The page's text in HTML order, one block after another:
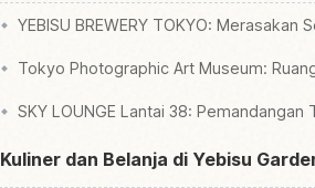
YEBISU BREWERY TOKYO: Merasakan
Tokyo Photographic Art Museum:
SKY LOUNGE Lantai 38:
Kuliner dan Belanja di Yebisu